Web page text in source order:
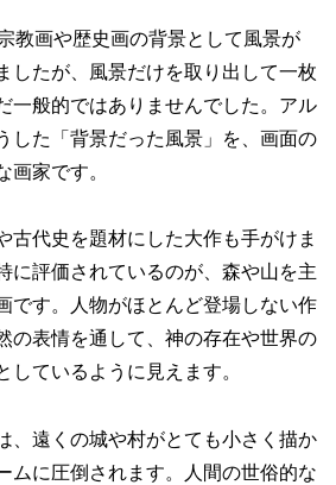
教画や歴史画の背景として風景が
したが、風景だけを取り出して一枚
一般的ではありませんでした。アル
した「背景だった風景」を、画面の
画家です。
古代史を題材にした大作も手がけま
に評価されているのが、森や山を主
です。人物がほとんど登場しない作
の表情を通して、神の存在や世界の
しているように見えます。
、遠くの城や村がとても小さく描か
ムに圧倒されます。人間の世俗的な